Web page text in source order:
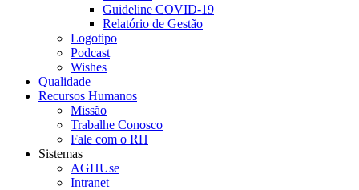
Guideline COVID-19
Relatório de Gestão
Logotipo
Podcast
Wishes
Qualidade
Recursos Humanos
Missão
Trabalhe Conosco
Fale com o RH
Sistemas
AGHUse
Intranet